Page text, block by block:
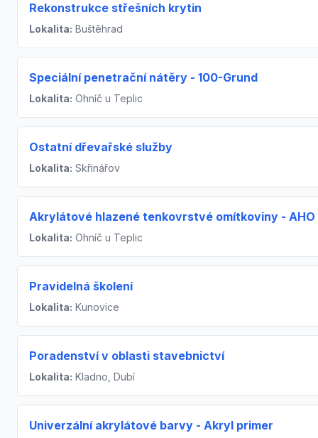
Rekonstrukce střešních krytin
Lokalita: Buštěhrad
Speciální penetrační nátěry - 100-Grund
Lokalita: Ohníč u Teplic
Ostatní dřevařské služby
Lokalita: Skřinářov
Akrylátové hlazené tenkovrstvé omítkoviny - AHO
Lokalita: Ohníč u Teplic
Pravidelná školení
Lokalita: Kunovice
Poradenství v oblasti stavebnictví
Lokalita: Kladno, Dubí
Univerzální akrylátové barvy - Akryl primer